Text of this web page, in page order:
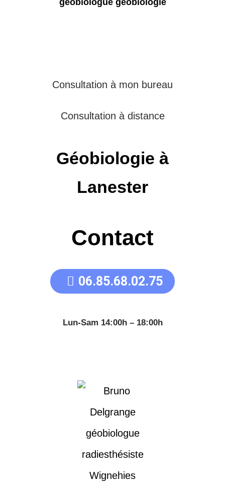
Consultation à mon bureau
Consultation à distance
Géobiologie à
Lanester
Contact
06.85.68.02.75
Lun-Sam 14:00h – 18:00h